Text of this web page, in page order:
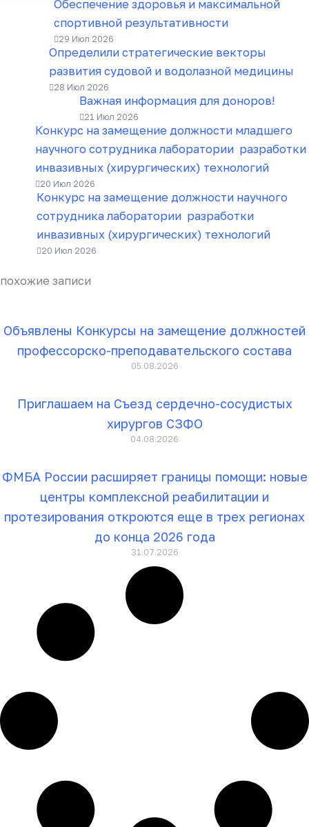
Обеспечение здоровья и максимальной
спортивной результативности
29 Июл 2026
Определили стратегические векторы
развития судовой и водолазной медицины
28 Июл 2026
Важная информация для доноров!
21 Июл 2026
Конкурс на замещение должности младшего
научного сотрудника лаборатории разработки
инвазивных (хирургических) технологий
20 Июл 2026
Конкурс на замещение должности научного
сотрудника лаборатории разработки
инвазивных (хирургических) технологий
20 Июл 2026
похожие записи
Объявлены Конкурсы на замещение должностей
профессорско-преподавательского состава
05.08.2026
Приглашаем на Съезд сердечно-сосудистых
хирургов СЗФО
04.08.2026
ФМБА России расширяет границы помощи: новые
центры комплексной реабилитации и
протезирования откроются еще в трех регионах
до конца 2026 года
31.07.2026